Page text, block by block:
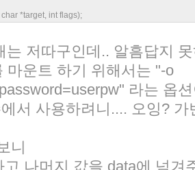
*target, int flags);
는 저따구인데.. 알흠답지
마운트 하기 위해서는 "-o
라는 옵
서 사용하려니.... 오잉?
니
고 나머지 값을 data에 넘겨